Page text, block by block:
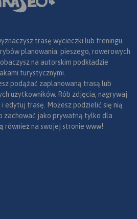
trasę wycieczki lub treningu.
planowania: pieszego, rowerowych
na autorskim podkładzie
turystycznymi.
podążać zaplanowaną trasą lub
użytkowników. Rób zdjęcia, nagrywaj
edytuj trasę. Możesz podzielić się nią
zachować jako prywatną tylko dla
również na swojej stronie www!